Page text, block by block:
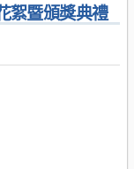
絮暨頒獎典禮